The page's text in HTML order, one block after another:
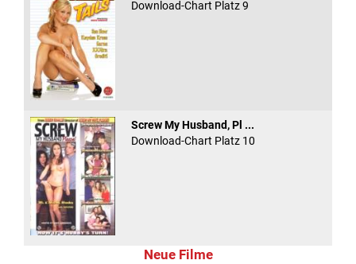
Download-Chart Platz 9
Screw My Husband, Pl ...
Download-Chart Platz 10
Neue Filme